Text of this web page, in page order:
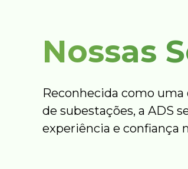
Nossas
Reconhecida como
de subestações, a ADS
experiência e confiança